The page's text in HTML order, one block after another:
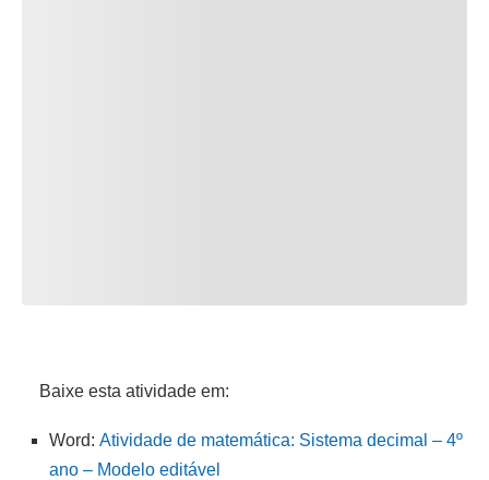
Baixe esta atividade em:
Word: Atividade de matemática: Sistema decimal – 4º
ano – Modelo editável